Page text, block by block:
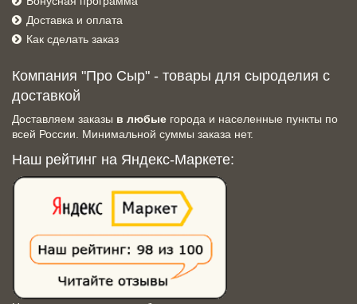
Доставка и оплата
Как сделать заказ
Компания "Про Сыр" - товары для сыроделия с
доставкой
Доставляем заказы в любые города и населенные пункты по
всей России. Минимальной суммы заказа нет.
Наш рейтинг на Яндекс-Маркете: